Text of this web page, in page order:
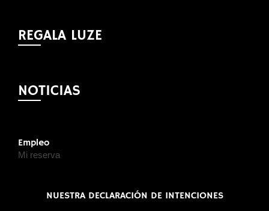
REGALA LUZE
NOTICIAS
Empleo
Mi reserva
NUESTRA DECLARACIÓN DE INTENCIONES